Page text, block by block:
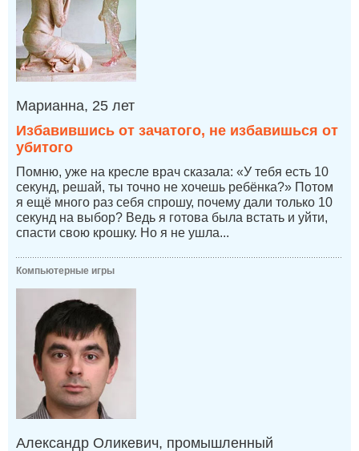
Марианна, 25 лет
Избавившись от зачатого, не избавишься от
убитого
Помню, уже на кресле врач сказала: «У тебя есть 10
секунд, решай, ты точно не хочешь ребёнка?» Потом
я ещё много раз себя спрошу, почему дали только 10
секунд на выбор? Ведь я готова была встать и уйти,
спасти свою крошку. Но я не ушла...
Компьютерные игры
Александр Оликевич, промышленный